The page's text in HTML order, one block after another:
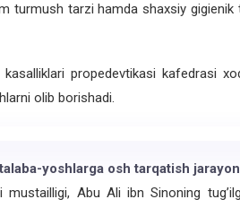
turmush tarzi hamda shaxsiy gigienik
propedevtikasi kafedrasi
olib borishadi.
yoshlarga osh tarqatish
Abu Ali ibn Sinoning